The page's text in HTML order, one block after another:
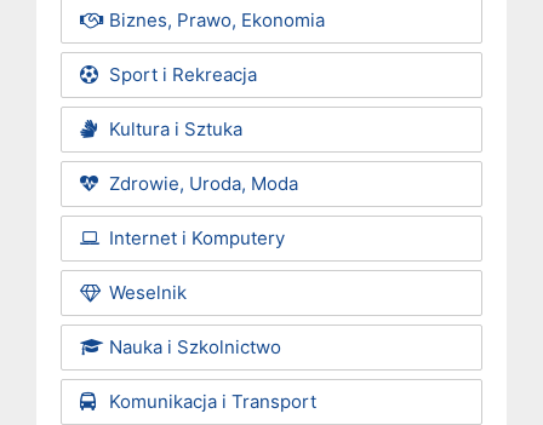
Biznes, Prawo, Ekonomia
Sport i Rekreacja
Kultura i Sztuka
Zdrowie, Uroda, Moda
Internet i Komputery
Weselnik
Nauka i Szkolnictwo
Komunikacja i Transport